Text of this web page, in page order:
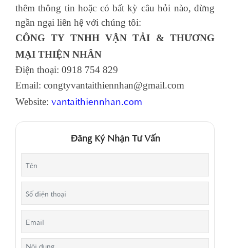
thêm thông tin hoặc có bất kỳ câu hỏi nào, đừng
ngần ngại liên hệ với chúng tôi:
CÔNG TY TNHH VẬN TẢI & THƯƠNG
MẠI THIỆN NHÂN
Điện thoại: 0918 754 829
Email: congtyvantaithiennhan@gmail.com
Website: vantaithiennhan.com
Đăng Ký Nhận Tư Vấn